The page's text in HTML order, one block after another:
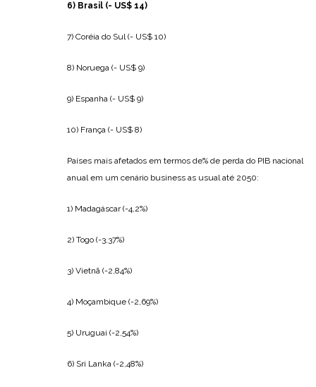
6) Brasil (- US$ 14)
7) Coréia do Sul (- US$ 10)
8) Noruega (- US$ 9)
9) Espanha (- US$ 9)
10) França (- US$ 8)
Países mais afetados em termos de% de perda do PIB nacional
anual em um cenário business as usual até 2050:
1) Madagáscar (-4,2%)
2) Togo (-3,37%)
3) Vietnã (-2,84%)
4) Moçambique (-2,69%)
5) Uruguai (-2,54%)
6) Sri Lanka (-2,48%)